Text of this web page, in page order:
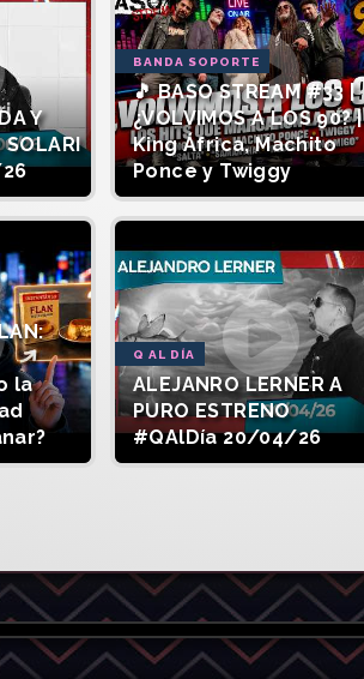
Y
SOLARI
BANDA SOPORTE
🎵 BASO STREAM #33 |
¿VOLVIMOS A LOS 90? |
King África, Machito
Ponce y Twiggy
la
Q AL DÍA
ALEJANRO LERNER A
PURO ESTRENO
#QAlDía 20/04/26